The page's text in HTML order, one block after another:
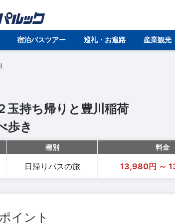
宿泊バスツアー 巡礼・お遍路 産業観光
玉持ち帰りと豊川稲荷
歩き
種別 料金
日帰りバスの旅 13,980円 ～
イント